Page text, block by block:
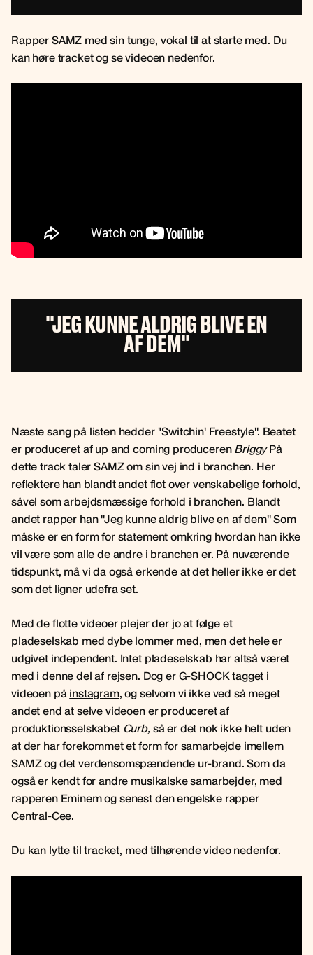
Rapper SAMZ med sin tunge, vokal til at starte med. Du
kan høre tracket og se videoen nedenfor.
''JEG KUNNE ALDRIG BLIVE EN
AF DEM''
Næste sang på listen hedder ''Switchin' Freestyle''. Beatet
er produceret af up and coming producerenBriggyPå
dette track taler SAMZ om sin vej ind i branchen. Her
reflektere han blandt andet flot over venskabelige forhold,
såvel som arbejdsmæssige forhold i branchen. Blandt
andet rapper han ''Jeg kunne aldrig blive en af dem'' Som
måske er en form for statement omkring hvordan han ikke
vil være som alle de andre i branchen er. På nuværende
tidspunkt, må vi da også erkende at det heller ikke er det
som det ligner udefra set.
Med de flotte videoer plejer der jo at følge et
pladeselskab med dybe lommer med, men det hele er
udgivet independent. Intet pladeselskab har altså været
med i denne del af rejsen. Dog er G-SHOCK tagget i
videoen påinstagram, og selvom vi ikke ved så meget
andet end at selve videoen er produceret af
produktionsselskabet Curb,så er det nok ikke helt uden
at der har forekommet et form for samarbejde imellem
SAMZ og det verdensomspændende ur-brand. Som da
også er kendt for andre musikalske samarbejder, med
rapperen Eminem og senest den engelske rapper
Central-Cee.
Du kan lytte til tracket, med tilhørende video nedenfor.